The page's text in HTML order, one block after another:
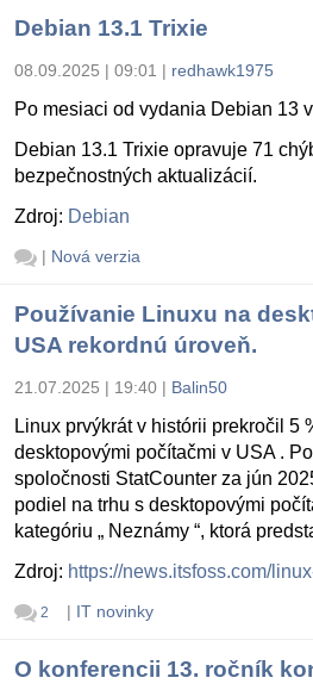
Debian 13.1 Trixie
08.09.2025 | 09:01 | redhawk1975
Po mesiaci od vydania Debian 13
Debian 13.1 Trixie opravuje 71
bezpečnostných aktualizácií.
Zdroj: Debian
| Nová verzia
Používanie Linuxu na
USA rekordnú úroveň.
21.07.2025 | 19:40 | Balin50
Linux prvýkrát v histórii prekročil 5
desktopovými počítačmi v USA .
spoločnosti StatCounter za jún
podiel na trhu s desktopovými
kategóriu „ Neznámy “, ktorá
Zdroj: https://news.itsfoss.com/
2 | IT novinky
O konferencii 13. ročník